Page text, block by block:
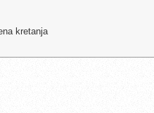
kretanja